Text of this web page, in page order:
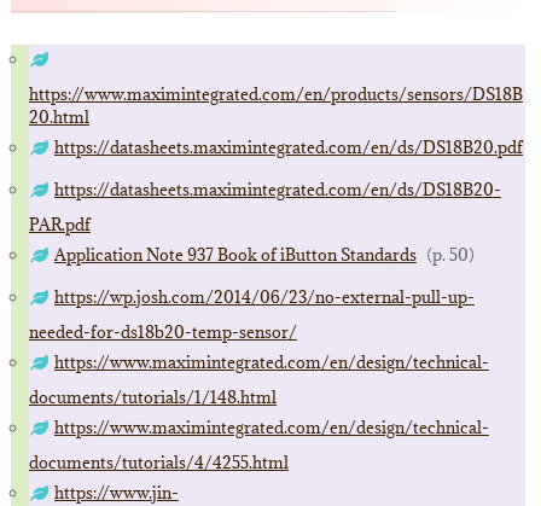
https://www.maximintegrated.com/en/products/sensors/DS18B
20.html
https://datasheets.maximintegrated.com/en/ds/DS18B20.pdf
https://datasheets.maximintegrated.com/en/ds/DS18B20-
PAR.pdf
Application Note 937 Book of iButton Standards（p. 50）
https://wp.josh.com/2014/06/23/no-external-pull-up-
needed-for-ds18b20-temp-sensor/
https://www.maximintegrated.com/en/design/technical-
documents/tutorials/1/148.html
https://www.maximintegrated.com/en/design/technical-
documents/tutorials/4/4255.html
https://www.jin-